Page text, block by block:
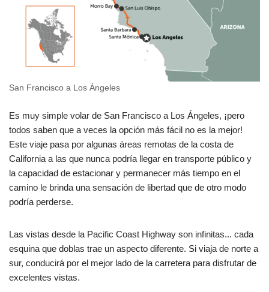
San Francisco a Los Ángeles
Es muy simple volar de San Francisco a Los Ángeles, ¡pero
todos saben que a veces la opción más fácil no es la mejor!
Este viaje pasa por algunas áreas remotas de la costa de
California a las que nunca podría llegar en transporte público y
la capacidad de estacionar y permanecer más tiempo en el
camino le brinda una sensación de libertad que de otro modo
podría perderse.
Las vistas desde la Pacific Coast Highway son infinitas... cada
esquina que doblas trae un aspecto diferente. Si viaja de norte a
sur, conducirá por el mejor lado de la carretera para disfrutar de
excelentes vistas.